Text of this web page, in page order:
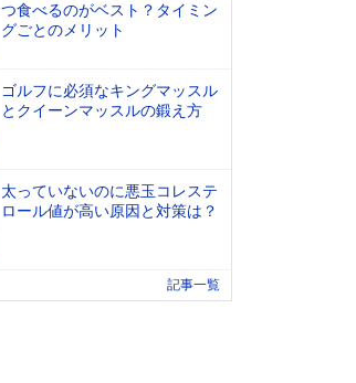
つ食べるのがベスト？タイミン
グごとのメリット
ゴルフに必須なキングマッスル
とクイーンマッスルの鍛え方
太っていないのに悪玉コレステ
ロール値が高い原因と対策は？
記事一覧